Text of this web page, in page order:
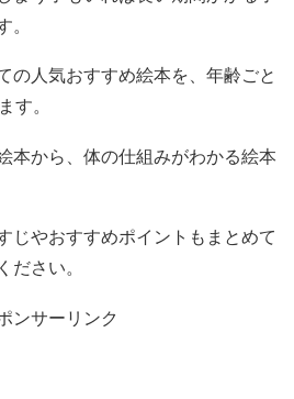
。
の人気おすすめ絵本を、年齢ごと
す。
本から、体の仕組みがわかる絵本
じやおすすめポイントもまとめて
ださい。
ンサーリンク